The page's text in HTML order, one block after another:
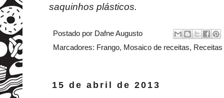
saquinhos plásticos.
Postado por Dafne Augusto
Marcadores: Frango, Mosaico de receitas,
15 de abril de 2013